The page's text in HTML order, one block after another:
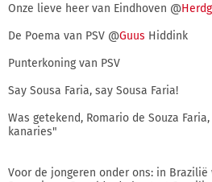
Onze lieve heer van Eindhoven @
De Poema van PSV @Guus Hiddink
Punterkoning van PSV
Say Sousa Faria, say Sousa Faria!
Was getekend, Romario de Souza
kanaries"
Voor de jongeren onder ons: in Brazilië